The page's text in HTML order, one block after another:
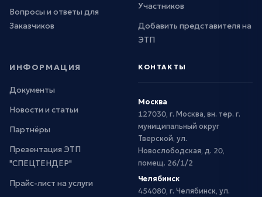
Вопросы и ответы для
Заказчиков
Участников
Добавить представителя на
ЭТП
ИНФОРМАЦИЯ
Документы
Новости и статьи
Партнёры
Презентация ЭТП
"СПЕЦТЕНДЕР"
Прайс-лист на услуги
КОНТАКТЫ
Москва
127030, г. Москва, вн. тер. г.
муниципальный округ
Тверской, ул.
Новослободская, д. 20,
помещ. 26/1/2
Челябинск
454080, г. Челябинск, ул.